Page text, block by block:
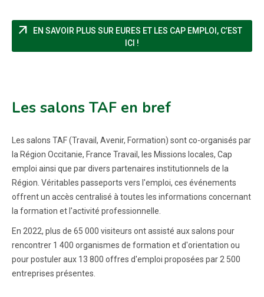
arrow_outward
EN SAVOIR PLUS SUR EURES ET LES CAP EMPLOI, C’EST
ICI !
Les salons TAF en bref
Les salons TAF (Travail, Avenir, Formation) sont co-organisés par
la Région Occitanie, France Travail, les Missions locales, Cap
emploi ainsi que par divers partenaires institutionnels de la
Région. Véritables passeports vers l'emploi, ces événements
offrent un accès centralisé à toutes les informations concernant
la formation et l'activité professionnelle.
En 2022, plus de 65 000 visiteurs ont assisté aux salons pour
rencontrer 1 400 organismes de formation et d'orientation ou
pour postuler aux 13 800 offres d'emploi proposées par 2 500
entreprises présentes.